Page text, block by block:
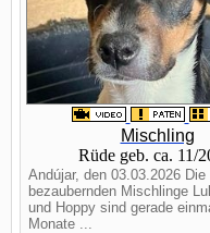
Mischling
Rüde geb. ca. 11/
Andújar, den 03.03.2026 Die
bezaubernden Mischlinge
und Hoppy sind gerade
Monate ...